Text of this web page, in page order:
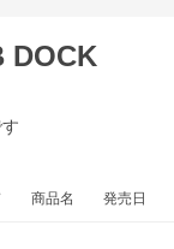
DOCK
商品名 発売日